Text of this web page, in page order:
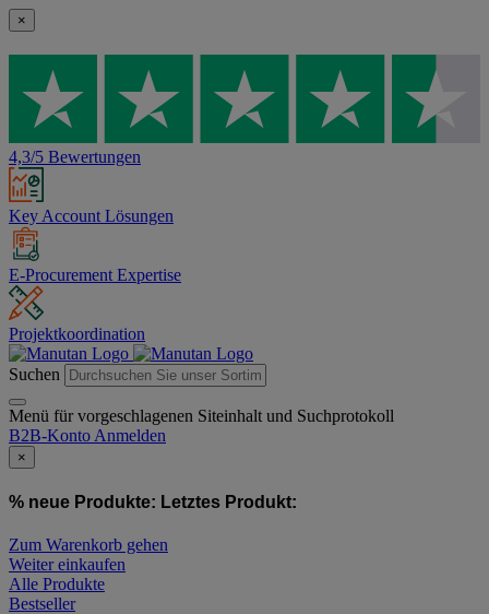
×
4,3/5 Bewertungen
Key Account Lösungen
E-Procurement Expertise
Projektkoordination
Suchen
Menü für vorgeschlagenen Siteinhalt und Suchprotokoll
B2B-Konto Anmelden
×
% neue Produkte: Letztes Produkt:
Zum Warenkorb gehen
Weiter einkaufen
Alle Produkte
Bestseller